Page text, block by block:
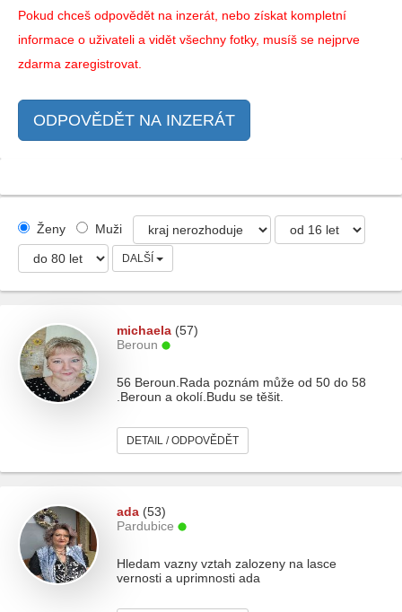
Pokud chceš odpovědět na inzerát, nebo získat kompletní
informace o uživateli a vidět všechny fotky, musíš se nejprve
zdarma zaregistrovat.
ODPOVĚDĚT NA INZERÁT
Ženy Muži
DALŠÍ
michaela (57)
Beroun
56 Beroun.Rada poznám může od 50 do 58
.Beroun a okolí.Budu se těšit.
DETAIL / ODPOVĚDĚT
ada (53)
Pardubice
Hledam vazny vztah zalozeny na lasce
vernosti a uprimnosti ada